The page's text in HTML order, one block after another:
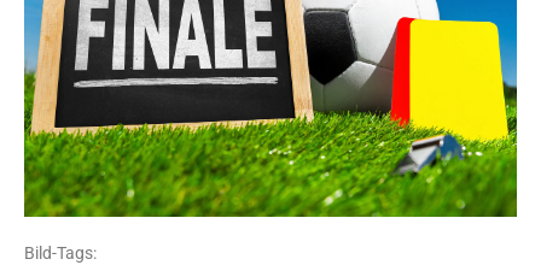
Bild-Tags: